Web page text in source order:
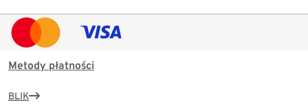
Metody płatności
BLIK